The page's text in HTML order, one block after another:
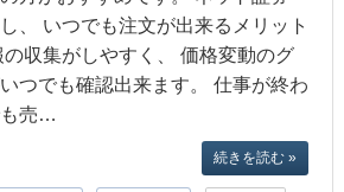
、 いつでも注文が出来るメリット
収集がしやすく、 価格変動のグ
つでも確認出来ます。 仕事が終わ
も売…
続きを読む »